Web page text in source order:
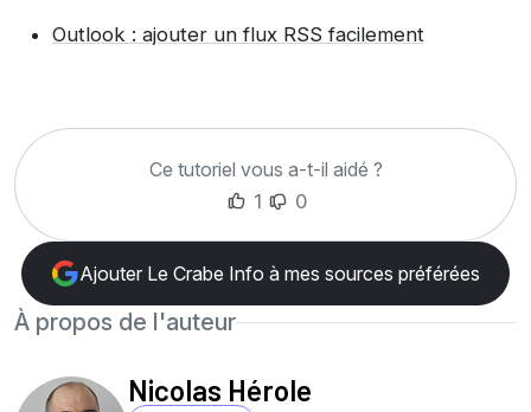
Outlook : ajouter un flux RSS facilement
Ce tutoriel vous a-t-il aidé ?
1
0
Ajouter Le Crabe Info à mes sources préférées
À propos de l'auteur
Nicolas Hérole